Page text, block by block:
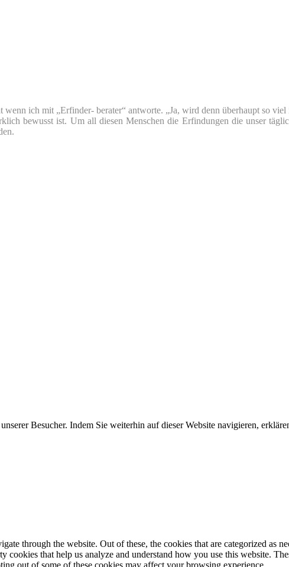
ich mit „Erfinder- berater“ antworte. „Ja, wird denn überhaupt so viel
bewusst ist. Um all diesen Menschen die Erfindungen die unser
Besucher. Indem Sie weiterhin auf dieser Website navigieren,
through the website. Out of these, the cookies that are categorized as
cookies that help us analyze and understand how you use this website.
out of some of these cookies may affect your browsing experience.